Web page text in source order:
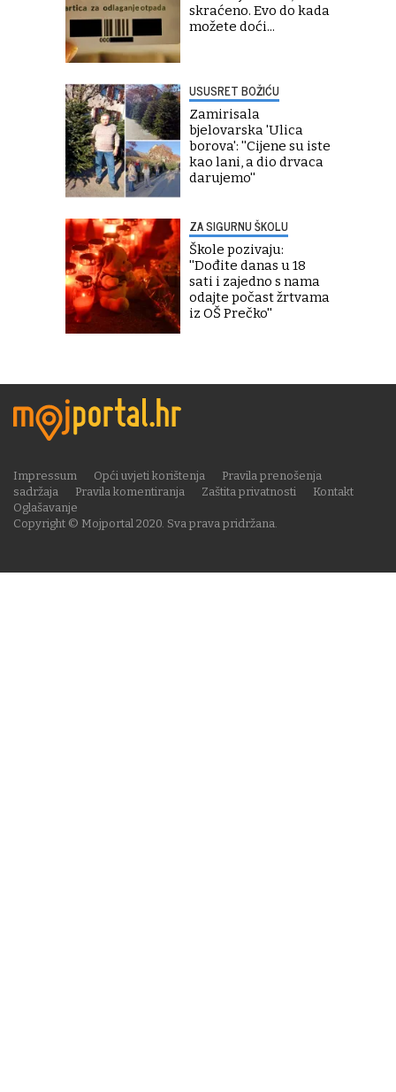
skraćeno. Evo do kada
možete doći...
USUSRET BOŽIĆU
Zamirisala
bjelovarska 'Ulica
borova': ''Cijene su iste
kao lani, a dio drvaca
darujemo''
ZA SIGURNU ŠKOLU
Škole pozivaju:
''Dođite danas u 18
sati i zajedno s nama
odajte počast žrtvama
iz OŠ Prečko''
Copyright © Mojportal 2020. Sva prava pridržana.
Impressum Opći uvjeti korištenja
Pravila prenošenja
sadržaja
Pravila komentiranja Zaštita privatnosti
Kontakt
Oglašavanje